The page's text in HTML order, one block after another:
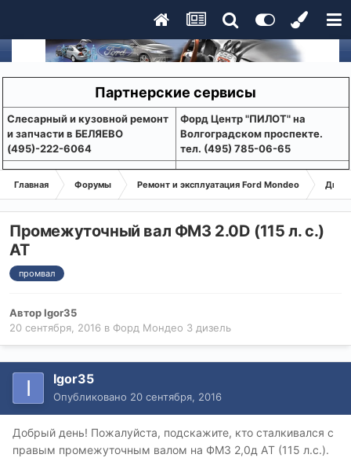
Партнерские сервисы
Слесарный и кузовной ремонт
и запчасти в БЕЛЯЕВО
(495)-222-6064
Форд Центр "ПИЛОТ" на
Волгоградском проспекте.
тел. (495) 785-06-65
Главная Форумы Ремонт и эксплуатация Ford Mondeo
Промежуточный вал ФМ3 2.0D (115 л. с.)
АТ
промвал
АвторIgor35
20 сентября, 2016 в Форд Мондео 3 дизель
Igor35
Опубликовано 20 сентября, 2016
Добрый день! Пожалуйста, подскажите, кто сталкивался с
правым промежуточным валом на ФМ3 2,0д АT (115 л.с.).